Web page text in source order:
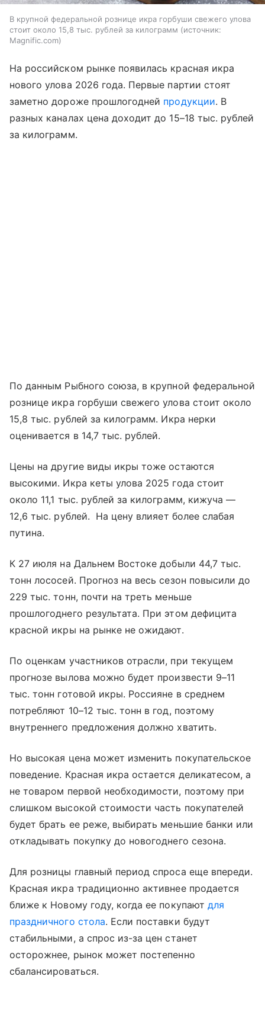
В крупной федеральной рознице икра горбуши свежего улова
стоит около 15,8 тыс. рублей за килограмм
источник:
Magnific.com
На российском рынке появилась красная икра
нового улова 2026 года. Первые партии стоят
заметно дороже прошлогодней продукции. В
разных каналах цена доходит до 15–18 тыс. рублей
за килограмм.
По данным Рыбного союза, в крупной федеральной
рознице икра горбуши свежего улова стоит около
15,8 тыс. рублей за килограмм. Икра нерки
оценивается в 14,7 тыс. рублей.
Цены на другие виды икры тоже остаются
высокими. Икра кеты улова 2025 года стоит
около 11,1 тыс. рублей за килограмм, кижуча —
12,6 тыс. рублей. На цену влияет более слабая
путина.
К 27 июля на Дальнем Востоке добыли 44,7 тыс.
тонн лососей. Прогноз на весь сезон повысили до
229 тыс. тонн, почти на треть меньше
прошлогоднего результата. При этом дефицита
красной икры на рынке не ожидают.
По оценкам участников отрасли, при текущем
прогнозе вылова можно будет произвести 9–11
тыс. тонн готовой икры. Россияне в среднем
потребляют 10–12 тыс. тонн в год, поэтому
внутреннего предложения должно хватить.
Но высокая цена может изменить покупательское
поведение. Красная икра остается деликатесом, а
не товаром первой необходимости, поэтому при
слишком высокой стоимости часть покупателей
будет брать ее реже, выбирать меньшие банки или
откладывать покупку до новогоднего сезона.
Для розницы главный период спроса еще впереди.
Красная икра традиционно активнее продается
ближе к Новому году, когда ее покупают для
праздничного стола. Если поставки будут
стабильными, а спрос из-за цен станет
осторожнее, рынок может постепенно
сбалансироваться.